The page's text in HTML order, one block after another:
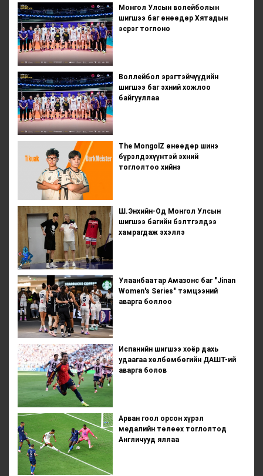
Монгол Улсын волейболын
шигшээ баг өнөөдөр Хятадын
эсрэг тоглоно
Воллейбол эрэгтэйчүүдийн
шигшээ баг эхний хожлоо
байгууллаа
The MongolZ өнөөдөр шинэ
бүрэлдэхүүнтэй эхний
тоглолтоо хийнэ
Ш.Энхийн-Од Монгол Улсын
шигшээ багийн бэлтгэлдээ
хамрагдаж эхэллэ
Улаанбаатар Амазонс баг "Jinan
Women's Series" тэмцээний
аварга боллоо
Испанийн шигшээ хоёр дахь
удаагаа хөлбөмбөгийн ДАШТ-ий
аварга болов
Арван гоол орсон хүрэл
медалийн төлөөх тоглолтод
Англичууд яллаа